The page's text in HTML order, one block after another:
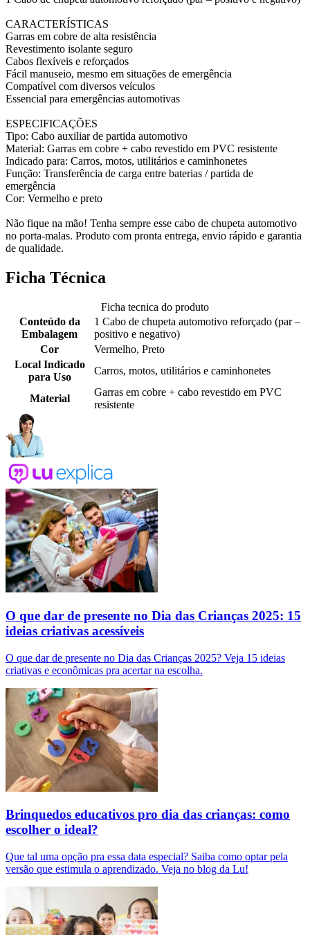
CARACTERÍSTICAS
Garras em cobre de alta resistência
Revestimento isolante seguro
Cabos flexíveis e reforçados
Fácil manuseio, mesmo em situações de emergência
Compatível com diversos veículos
Essencial para emergências automotivas
ESPECIFICAÇÕES
Tipo: Cabo auxiliar de partida automotivo
Material: Garras em cobre + cabo revestido em PVC resistente
Indicado para: Carros, motos, utilitários e caminhonetes
Função: Transferência de carga entre baterias / partida de
emergência
Cor: Vermelho e preto
Não fique na mão! Tenha sempre esse cabo de chupeta automotivo
no porta-malas. Produto com pronta entrega, envio rápido e garantia
de qualidade.
Ficha Técnica
Ficha tecnica do produto
Conteúdo da
Embalagem
1 Cabo de chupeta automotivo reforçado (par –
positivo e negativo)
Cor
Vermelho, Preto
Local Indicado
para Uso
Carros, motos, utilitários e caminhonetes
Material
Garras em cobre + cabo revestido em PVC
resistente
O que dar de presente no Dia das Crianças 2025: 15
ideias criativas acessíveis
O que dar de presente no Dia das Crianças 2025? Veja 15 ideias
criativas e econômicas pra acertar na escolha.
Brinquedos educativos pro dia das crianças: como
escolher o ideal?
Que tal uma opção pra essa data especial? Saiba como optar pela
versão que estimula o aprendizado. Veja no blog da Lu!